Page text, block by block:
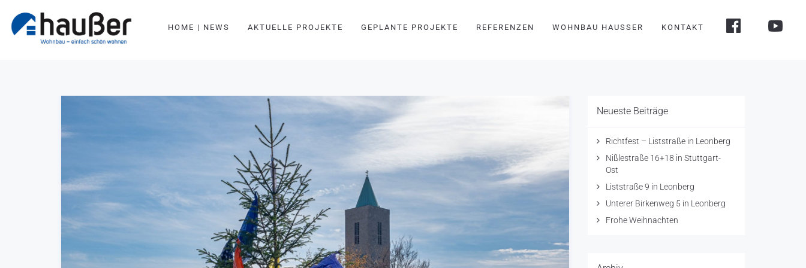
HOME | NEWS AKTUELLE PROJEKTE GEPLANTE PROJEKTE REFERENZEN WOHNBAU HAUSSER KONTAKT
Neueste Beiträge
Richtfest – Liststraße in Leonberg
Nißlestraße 16+18 in Stuttgart-
Ost
Liststraße 9 in Leonberg
Unterer Birkenweg 5 in Leonberg
Frohe Weihnachten